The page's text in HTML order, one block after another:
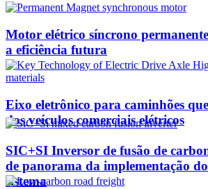
Motor elétrico síncrono
a eficiência futura
Eixo eletrônico para caminhões
dos veículos comerciais elétricos
SIC+SI Inversor de fusão de
de panorama da implementação
sistema